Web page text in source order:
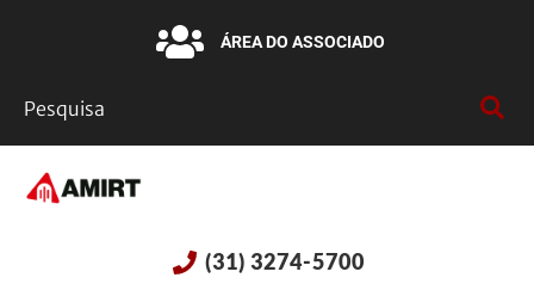
ÁREA DO ASSOCIADO
(31) 3274-5700